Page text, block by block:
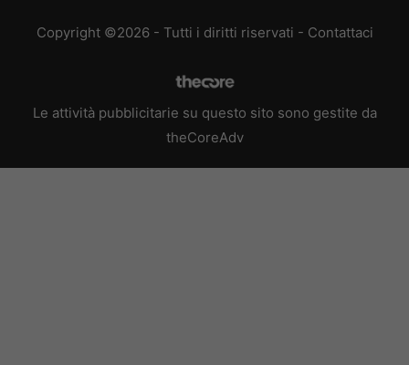
Copyright ©2026 - Tutti i diritti riservati - Contattaci
Le attività pubblicitarie su questo sito sono gestite da
theCoreAdv